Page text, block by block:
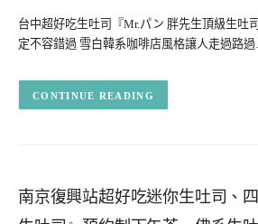
台中超好吃生吐司『Mr.パン 胖先生頂級生吐
定不容錯過 雪白韓系咖啡店風格讓人走過路過
CONTINUE READING
南京復興站超好吃迷你生吐司、